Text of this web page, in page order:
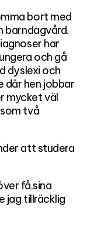
bort med
barndagvård.
har
och gå
dyslexi och
där hen jobbar
mycket väl
två
att studera
få.sina
jag tillräcklig